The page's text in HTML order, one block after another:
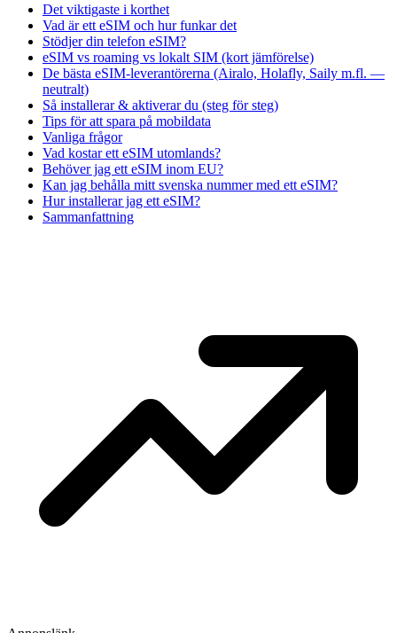
Det viktigaste i korthet
Vad är ett eSIM och hur funkar det
Stödjer din telefon eSIM?
eSIM vs roaming vs lokalt SIM (kort jämförelse)
De bästa eSIM-leverantörerna (Airalo, Holafly, Saily m.fl. —
neutralt)
Så installerar & aktiverar du (steg för steg)
Tips för att spara på mobildata
Vanliga frågor
Vad kostar ett eSIM utomlands?
Behöver jag ett eSIM inom EU?
Kan jag behålla mitt svenska nummer med ett eSIM?
Hur installerar jag ett eSIM?
Sammanfattning